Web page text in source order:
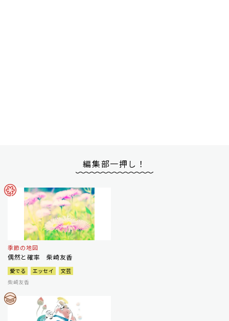
編集部一押し！
季節の地図
偶然と確率 柴崎友香
愛でる エッセイ
文芸
柴崎友香